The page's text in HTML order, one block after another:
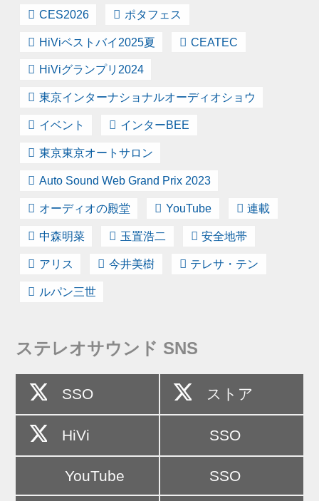
CES2026 ポタフェス
HiViベストバイ2025夏 CEATEC
HiViグランプリ2024
東京インターナショナルオーディオショウ
イベント インターBEE
東京東京オートサロン
Auto Sound Web Grand Prix 2023
オーディオの殿堂 YouTube 連載
中森明菜 玉置浩二 安全地帯
アリス 今井美樹 テレサ・テン
ルパン三世
ステレオサウンド SNS
SSO ストア
HiVi SSO
YouTube SSO